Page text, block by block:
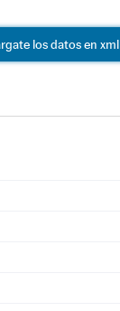
los datos en xml